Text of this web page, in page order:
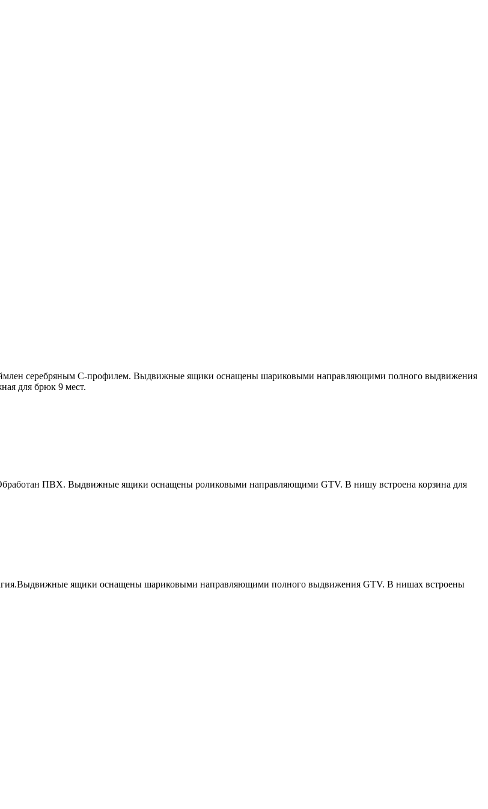
серебряным С-профилем. Выдвижные ящики оснащены шариковыми направляющими полного выдвижения
для брюк 9 мест.
ПВХ. Выдвижные ящики оснащены роликовыми направляющими GTV. В нишу встроена корзина для
ящики оснащены шариковыми направляющими полного выдвижения GTV. В нишах встроены